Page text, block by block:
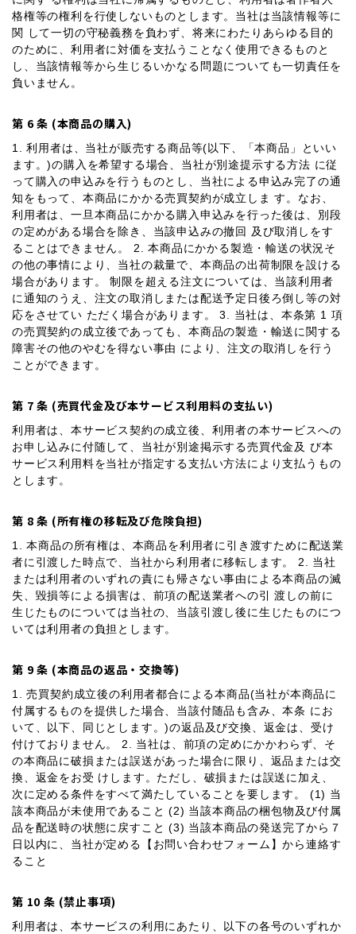
格権等の権利を行使しないものとします。当社は当該情報等に
関 して一切の守秘義務を負わず、将来にわたりあらゆる目的
のために、利用者に対価を支払うことなく使用できるものと
し、当該情報等から生じるいかなる問題についても一切責任を
負いません。
第 6 条 (本商品の購入)
1. 利用者は、当社が販売する商品等(以下、「本商品」といい
ます。)の購入を希望する場合、当社が別途提示する方法 に従
って購入の申込みを行うものとし、当社による申込み完了の通
知をもって、本商品にかかる売買契約が成立しま す。なお、
利用者は、一旦本商品にかかる購入申込みを行った後は、別段
の定めがある場合を除き、当該申込みの撤回 及び取消しをす
ることはできません。 2. 本商品にかかる製造・輸送の状況そ
の他の事情により、当社の裁量で、本商品の出荷制限を設ける
場合があります。 制限を超える注文については、当該利用者
に通知のうえ、注文の取消しまたは配送予定日後ろ倒し等の対
応をさせてい ただく場合があります。 3. 当社は、本条第 1 項
の売買契約の成立後であっても、本商品の製造・輸送に関する
障害その他のやむを得ない事由 により、注文の取消しを行う
ことができます。
第 7 条 (売買代金及び本サービス利用料の支払い)
利用者は、本サービス契約の成立後、利用者の本サービスへの
お申し込みに付随して、当社が別途掲示する売買代金及 び本
サービス利用料を当社が指定する支払い方法により支払うもの
とします。
第 8 条 (所有権の移転及び危険負担)
1. 本商品の所有権は、本商品を利用者に引き渡すために配送業
者に引渡した時点で、当社から利用者に移転します。 2. 当社
または利用者のいずれの責にも帰さない事由による本商品の滅
失、毀損等による損害は、前項の配送業者への引 渡しの前に
生じたものについては当社の、当該引渡し後に生じたものにつ
いては利用者の負担とします。
第 9 条 (本商品の返品・交換等)
1. 売買契約成立後の利用者都合による本商品(当社が本商品に
付属するものを提供した場合、当該付随品も含み、本条 にお
いて、以下、同じとします。)の返品及び交換、返金は、受け
付けておりません。 2. 当社は、前項の定めにかかわらず、そ
の本商品に破損または誤送があった場合に限り、返品または交
換、返金をお受 けします。ただし、破損または誤送に加え、
次に定める条件をすべて満たしていることを要します。 (1) 当
該本商品が未使用であること (2) 当該本商品の梱包物及び付属
品を配送時の状態に戻すこと (3) 当該本商品の発送完了から７
日以内に、当社が定める【お問い合わせフォーム】から連絡す
ること
第 10 条 (禁止事項)
利用者は、本サービスの利用にあたり、以下の各号のいずれか